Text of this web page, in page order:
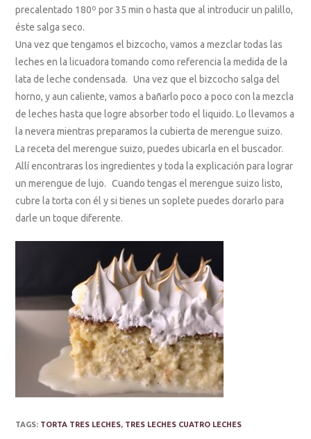
precalentado 180º por 35 min o hasta que al introducir un palillo,
éste salga seco.
Una vez que tengamos el bizcocho, vamos a mezclar todas las
leches en la licuadora tomando como referencia la medida de la
lata de leche condensada. Una vez que el bizcocho salga del
horno, y aun caliente, vamos a bañarlo poco a poco con la mezcla
de leches hasta que logre absorber todo el liquido. Lo llevamos a
la nevera mientras preparamos la cubierta de merengue suizo.
La receta del merengue suizo, puedes ubicarla en el buscador.
Allí encontraras los ingredientes y toda la explicación para lograr
un merengue de lujo. Cuando tengas el merengue suizo listo,
cubre la torta con él y si tienes un soplete puedes dorarlo para
darle un toque diferente.
TAGS: TORTA TRES LECHES, TRES LECHES CUATRO LECHES